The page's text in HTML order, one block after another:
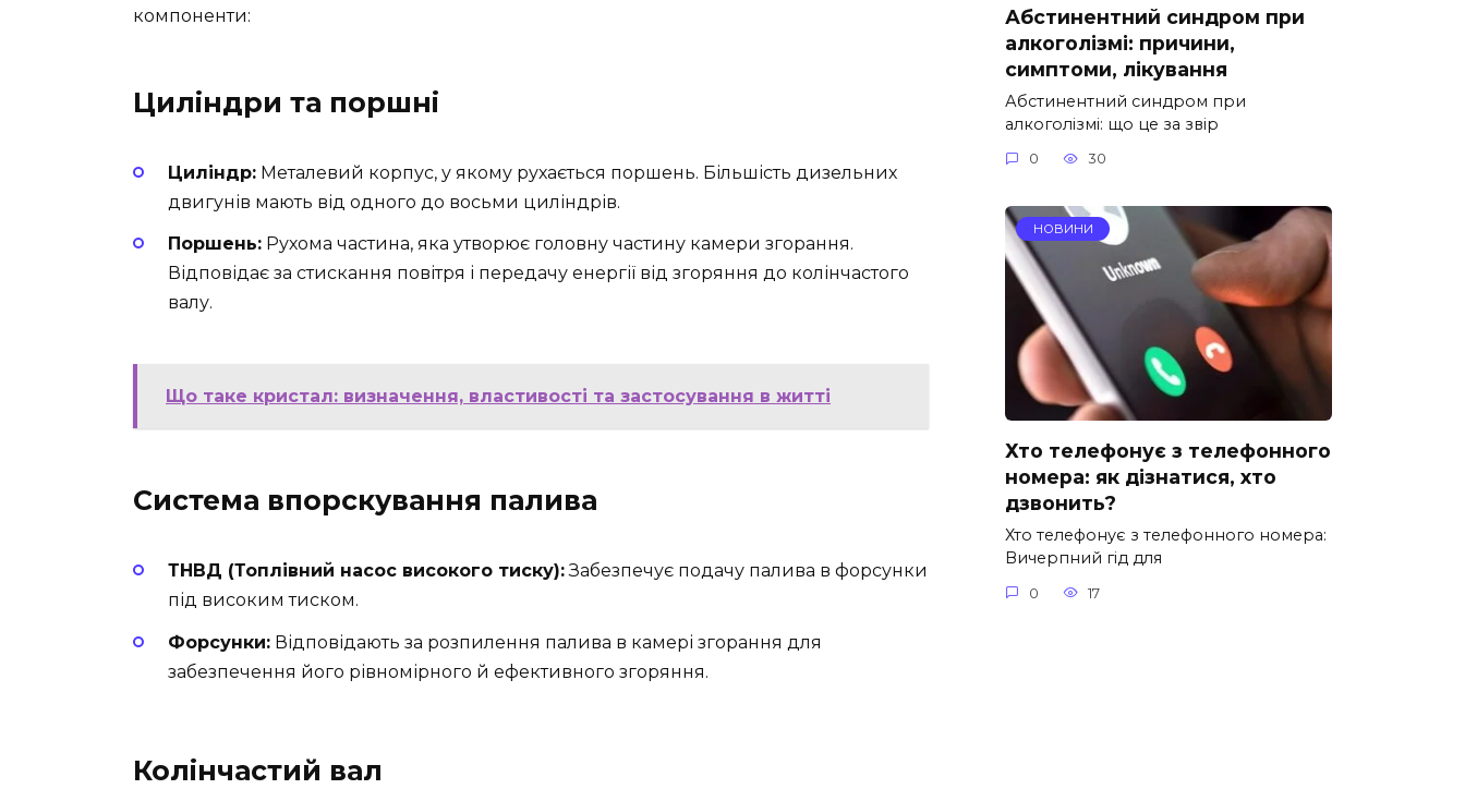
компоненти:
Циліндри та поршні
Циліндр: Металевий корпус, у якому рухається поршень. Більшість дизельних
двигунів мають від одного до восьми циліндрів.
Поршень: Рухома частина, яка утворює головну частину камери згорання.
Відповідає за стискання повітря і передачу енергії від згоряння до колінчастого
валу.
Що таке кристал: визначення, властивості та застосування в житті
Система впорскування палива
ТНВД (Топлівний насос високого тиску):Забезпечує подачу палива в форсунки
під високим тиском.
Форсунки: Відповідають за розпилення палива в камері згорання для
забезпечення його рівномірного й ефективного згоряння.
Колінчастий вал
Абстинентний синдром при
алкоголізмі: причини,
симптоми, лікування
Абстинентний синдром при
алкоголізмі: що це за звір
0 30
НОВИНИ
Хто телефонує з телефонного
номера: як дізнатися, хто
дзвонить?
Хто телефонує з телефонного номера:
Вичерпний гід для
0 17